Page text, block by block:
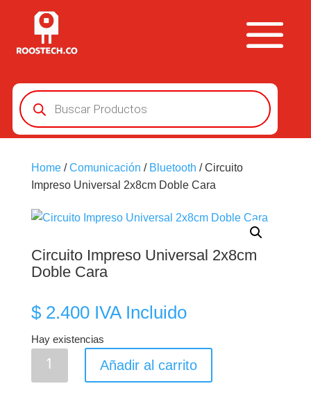
Búsqueda
de
productos
Home/Comunicación / Bluetooth / Circuito
Impreso Universal 2x8cm Doble Cara
Circuito Impreso Universal 2x8cm
Doble Cara
$2.400 IVA Incluido
Hay existencias
Circuito
Añadir al carrito